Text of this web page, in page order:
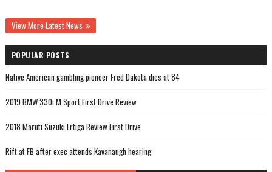
View More Latest News
POPULAR POSTS
Native American gambling pioneer Fred Dakota dies at 84
2019 BMW 330i M Sport First Drive Review
2018 Maruti Suzuki Ertiga Review First Drive
Rift at FB after exec attends Kavanaugh hearing